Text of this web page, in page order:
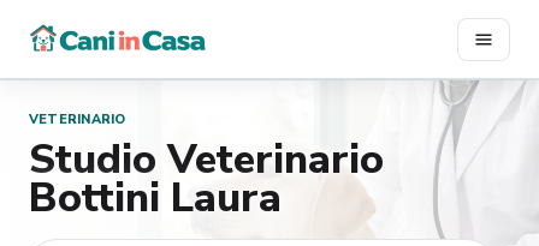
contenuto
VETERINARIO
Studio Veterinario
Bottini Laura